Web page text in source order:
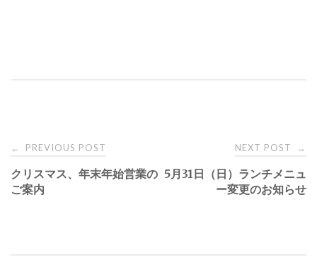
P
o
← PREVIOUS POST
クリスマス、年末年始営業の
ご案内
NEXT POST →
5月31日（日）ランチメニュ
ー変更のお知らせ